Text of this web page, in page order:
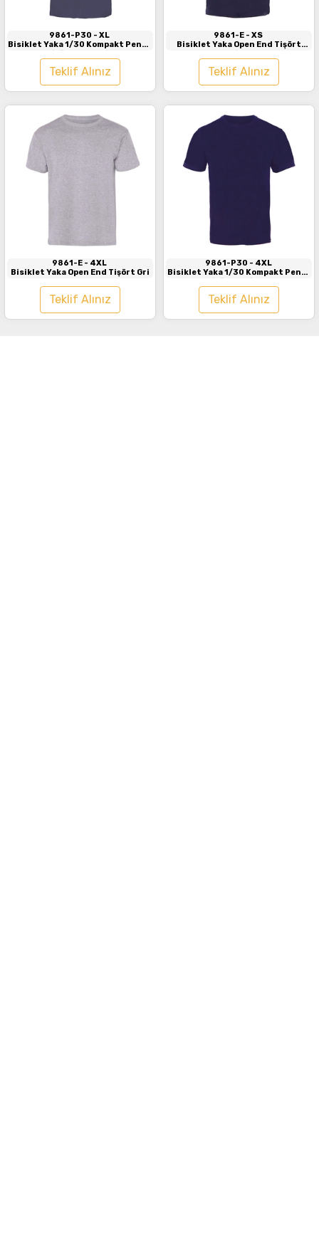
9861-P30 - XL
Bisiklet Yaka 1/30 Kompakt Penye
Teklif Alınız
9861-E - XS
Bisiklet Yaka Open End Tişört
Teklif Alınız
9861-E - 4XL
Bisiklet Yaka Open End Tişört Gri
Teklif Alınız
9861-P30 - 4XL
Bisiklet Yaka 1/30 Kompakt Penye
Tişört Lacivert
Teklif Alınız